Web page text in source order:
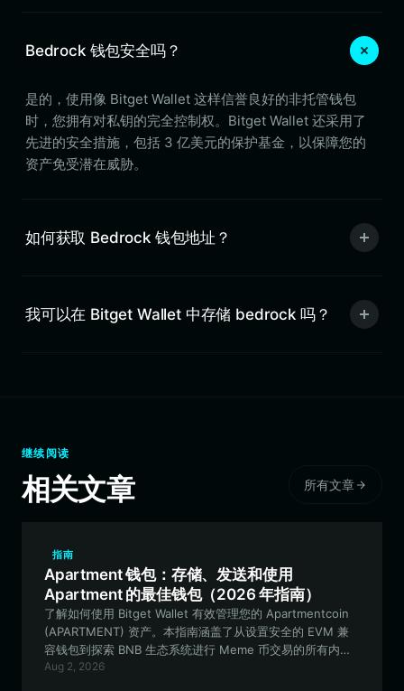
Bedrock 钱包安全吗？
是的，使用像 Bitget Wallet 这样信誉良好的非托管钱包
时，您拥有对私钥的完全控制权。Bitget Wallet 还采用了
先进的安全措施，包括 3 亿美元的保护基金，以保障您的
资产免受潜在威胁。
如何获取 Bedrock 钱包地址？
我可以在 Bitget Wallet 中存储 bedrock 吗？
继续阅读
相关文章 所有文章
指南
Apartment 钱包：存储、发送和使用
Apartment 的最佳钱包（2026 年指南）
了解如何使用 Bitget Wallet 有效管理您的 Apartmentcoin
(APARTMENT) 资产。本指南涵盖了从设置安全的 EVM 兼
容钱包到探索 BNB 生态系统进行 Meme 币交易的所有内
容。
Aug 2, 2026